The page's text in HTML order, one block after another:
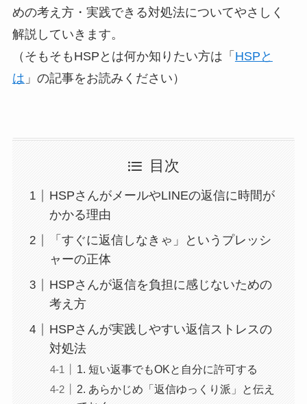
めの考え方・実践できる対処法についてやさしく
解説していきます。
（そもそもHSPとは何か知りたい方は「 HSPと
は 」の記事をお読みください）
目次
HSPさんがメールやLINEの返信に時間が
かかる理由
「すぐに返信しなきゃ」というプレッシ
ャーの正体
HSPさんが返信を負担に感じないための
考え方
HSPさんが実践しやすい返信ストレスの
対処法
1. 短い返事でもOKと自分に許可する
2. あらかじめ「返信ゆっくり派」と伝え